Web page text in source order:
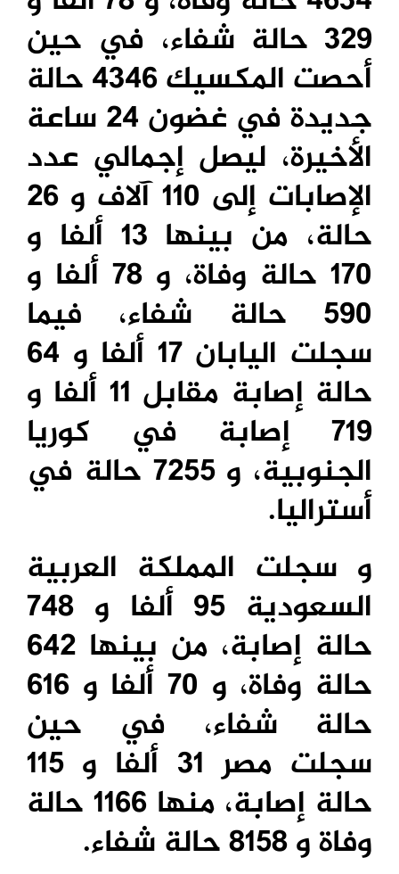
329 حالة شفاء، في حين
أحصت المكسيك 4346 حالة
جديدة في غضون 24 ساعة
الأخيرة، ليصل إجمالي عدد
الإصابات إلى 110 آلاف و 26
حالة، من بينها 13 ألفا و
170 حالة وفاة، و 78 ألفا و
590 حالة شفاء، فيما
سجلت اليابان 17 ألفا و 64
حالة إصابة مقابل 11 ألفا و
719 إصابة في كوريا
الجنوبية، و 7255 حالة في
أستراليا.
و سجلت المملكة العربية
السعودية 95 ألفا و 748
حالة إصابة، من بينها 642
حالة وفاة، و 70 ألفا و 616
حالة شفاء، في حين
سجلت مصر 31 ألفا و 115
حالة إصابة، منها 1166 حالة
وفاة و 8158 حالة شفاء.